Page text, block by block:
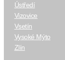
Ústředí
Vizovice
Vsetín
Vysoké Mýto
Zlín